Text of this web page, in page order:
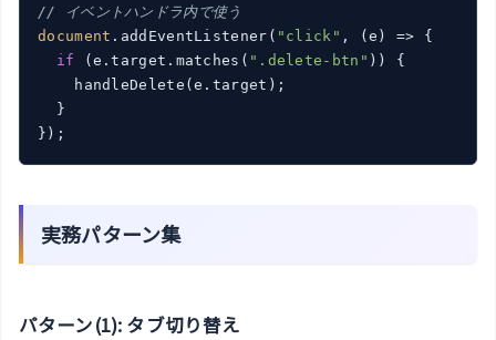
// イベントハンドラ内で使う
document .addEventListener( "click" , ( e ) => {
if (e.target.matches( ".delete-btn" )) {
    handleDelete(e.target);
  }
実務パターン集
パターン(1): タブ切り替え